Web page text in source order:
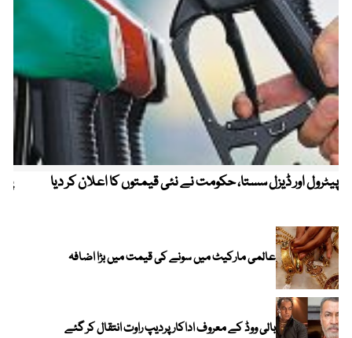
پیٹرول اور ڈیزل سستا، حکومت نے نئی قیمتوں کا اعلان کر دیا
عالمی مارکیٹ میں سونے کی قیمت میں بڑا اضافہ
بالی ووڈ کے معروف اداکار پردیپ راوت انتقال کر گئے